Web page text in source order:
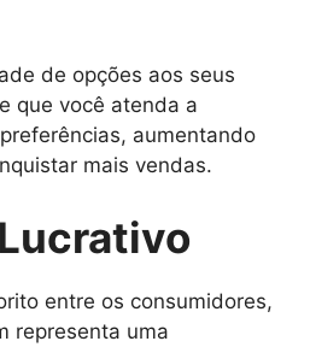
de opções aos seus
que você atenda a
aumentando
mais vendas.
entre os consumidores,
representa uma